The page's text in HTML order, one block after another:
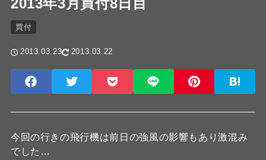
2013年3月買付8日目
買付
2013.03.23 2013.03.22
今回の行きの飛行機は前日の強風の影響もあり激混み
でした…